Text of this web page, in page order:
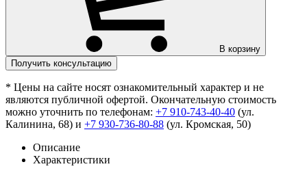
В корзину
Получить консультацию
* Цены на сайте носят ознакомительный характер и не
являются публичной офертой. Окончательную стоимость
можно уточнить по телефонам: +7 910-743-40-40 (ул.
Калинина, 68) и +7 930-736-80-88 (ул. Кромская, 50)
Описание
Характеристики